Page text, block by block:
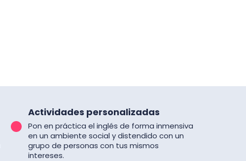
Actividades personalizadas
Pon en práctica el inglés de forma inmensiva
en un ambiente social y distendido con un
grupo de personas con tus mismos
intereses.